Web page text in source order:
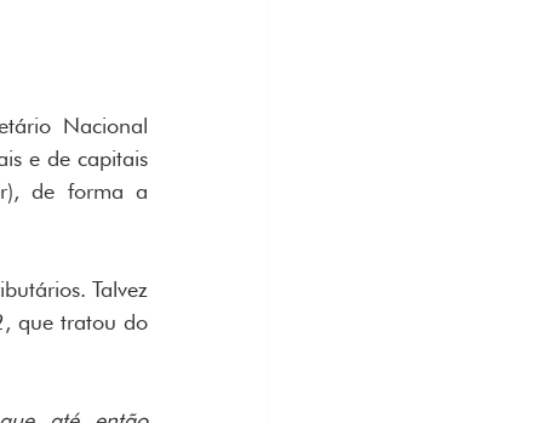
Nacional
e de capitais
de forma a
Talvez
que tratou do